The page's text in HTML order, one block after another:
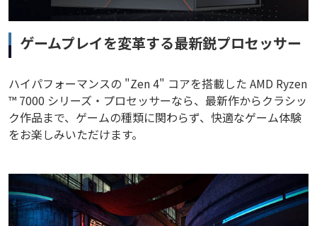
ゲームプレイを変革する最新鋭プロセッサー
ハイパフォーマンスの "Zen 4" コアを搭載した AMD Ryzen
™ 7000 シリーズ・プロセッサーなら、最新作からクラシッ
ク作品まで、ゲームの種類に関わらず、快適なゲーム体験
をお楽しみいただけます。